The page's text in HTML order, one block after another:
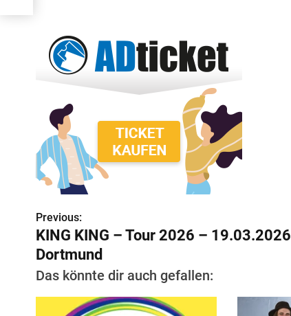
B
e
i
t
Previous:
KING KING – Tour 2026 – 19.03.2026
Dortmund
Das könnte dir auch gefallen: